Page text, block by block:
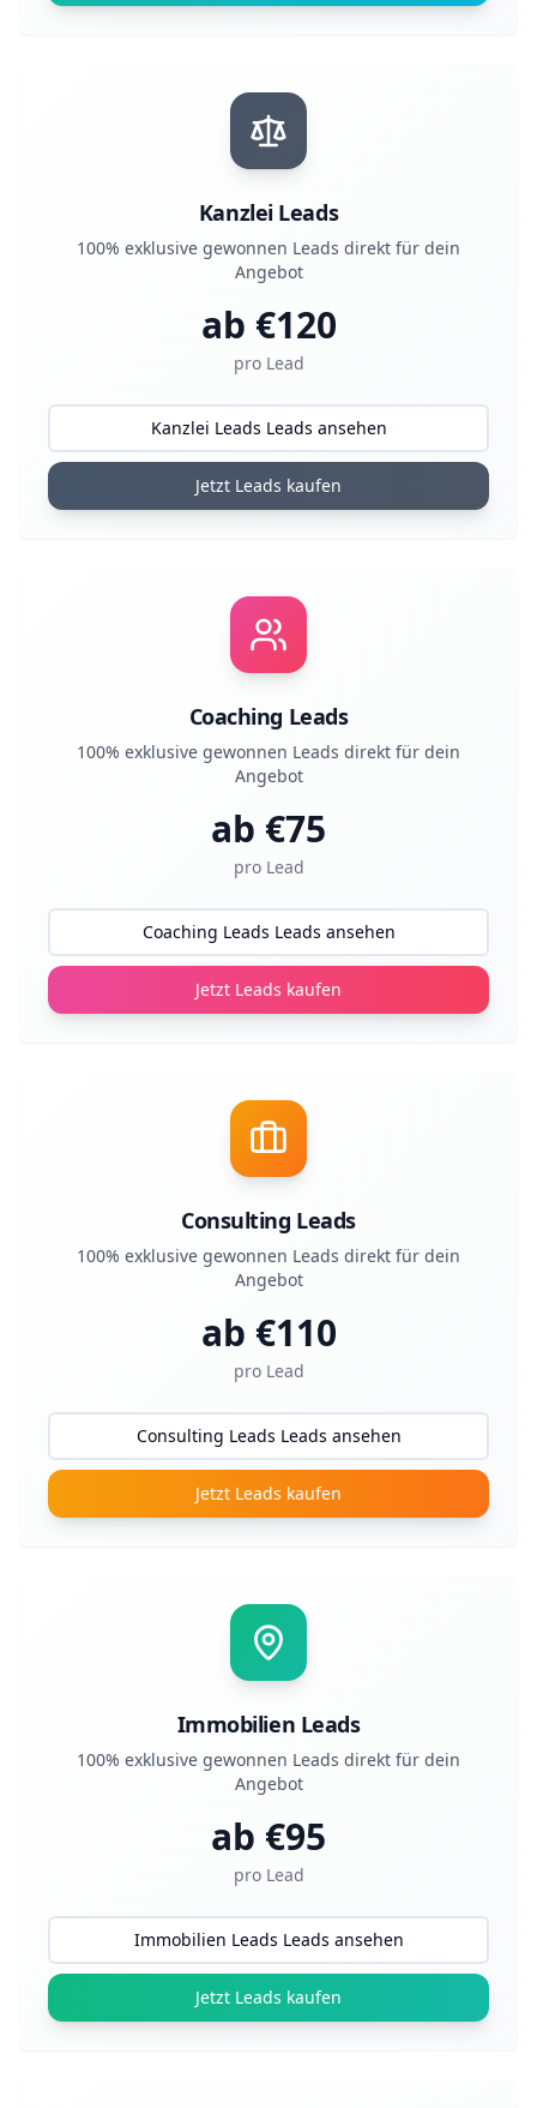
Kanzlei Leads
100% exklusive gewonnen Leads direkt für dein
Angebot
ab €120
pro Lead
Kanzlei Leads Leads ansehen
Jetzt Leads kaufen
Coaching Leads
100% exklusive gewonnen Leads direkt für dein
Angebot
ab €75
pro Lead
Coaching Leads Leads ansehen
Jetzt Leads kaufen
Consulting Leads
100% exklusive gewonnen Leads direkt für dein
Angebot
ab €110
pro Lead
Consulting Leads Leads ansehen
Jetzt Leads kaufen
Immobilien Leads
100% exklusive gewonnen Leads direkt für dein
Angebot
ab €95
pro Lead
Immobilien Leads Leads ansehen
Jetzt Leads kaufen